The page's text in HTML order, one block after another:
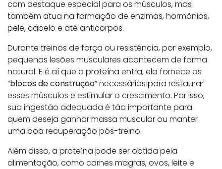
com destaque especial para os músculos, mas
também atua na formação de enzimas, hormônios,
pele, cabelo e até anticorpos.
Durante treinos de força ou resistência, por exemplo,
pequenas lesões musculares acontecem de forma
natural. E é aí que a proteína entra, ela fornece os
“blocos de construção” necessários para restaurar
esses músculos e estimular o crescimento. Por isso,
sua ingestão adequada é tão importante para
quem deseja ganhar massa muscular ou manter
uma boa recuperação pós-treino.
Além disso, a proteína pode ser obtida pela
alimentação, como carnes magras, ovos, leite e